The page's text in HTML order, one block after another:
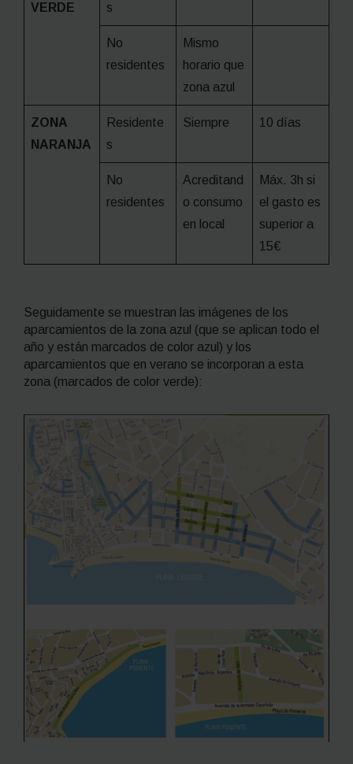
VERDE
s
No
residentes
Mismo
horario que
zona azul
ZONA
NARANJA
Residente
s
Siempre 10 días
No
residentes
Acreditand
o consumo
en local
Máx. 3h si
el gasto es
superior a
15€
Seguidamente se muestran las imágenes de los
aparcamientos de la zona azul (que se aplican todo el
año y están marcados de color azul) y los
aparcamientos que en verano se incorporan a esta
zona (marcados de color verde):